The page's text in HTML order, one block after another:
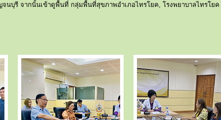
นบุรี จากนั้นเข้าดูพื้นที่ กลุ่มพื้นที่สุขภาพอำเภอไทรโยค, โรงพยาบาลไทรโย